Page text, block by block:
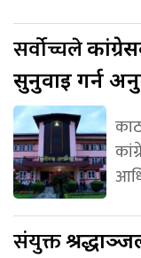
सर्वोच्चले
सुनुवाइ गर्न
संयुक्त